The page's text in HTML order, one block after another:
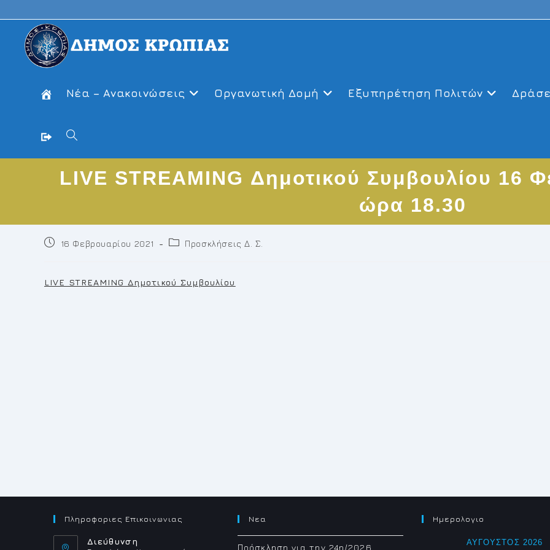
to
content
Νέα – Ανακοινώσεις Οργανωτική Δομή Εξυπηρέτηση Πολιτών
Toggle
website
LIVE STREAMING Δημοτικού Συμβουλίου 16
ώρα 18.30
Post16 Φεβρουαρίου 2021
PostΠροσκλήσεις Δ. Σ.
LIVE STREAMING Δημοτικού Συμβουλίου
Πληροφοριες Επικοινωνιας
Διεύθυνση
Νεα
Πρόσκληση για την 24η/2026
Ημερολογιο
ΑΎΓΟΥΣΤΟΣ 2026